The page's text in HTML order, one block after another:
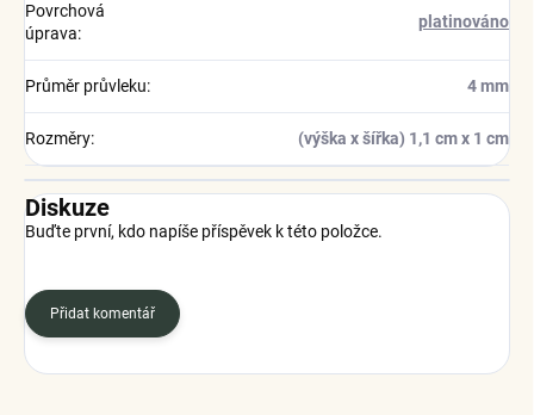
Povrchová
úprava:
platinováno
Průměr průvleku: 4 mm
Rozměry: (výška x šířka) 1,1 cm x 1 cm
Diskuze
Buďte první, kdo napíše příspěvek k této položce.
Přidat komentář